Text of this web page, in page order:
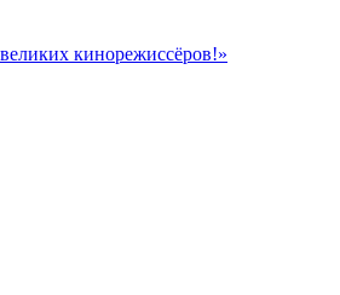
кинорежиссёров!»